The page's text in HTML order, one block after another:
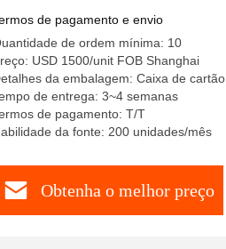
de pagamento e envio
de ordem mínima: 10
USD 1500/unit FOB Shanghai
da embalagem: Caixa de cartão
de entrega: 3~4 semanas
de pagamento: T/T
da fonte: 200 unidades/mês
Obtenha o melhor preço